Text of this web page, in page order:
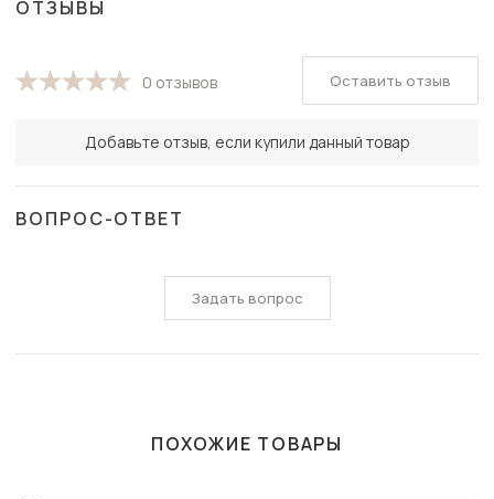
ОТЗЫВЫ
0 отзывов
Добавьте отзыв, если купили данный товар
Оставить отзыв
ВОПРОС-ОТВЕТ
Задать вопрос
ПОХОЖИЕ ТОВАРЫ